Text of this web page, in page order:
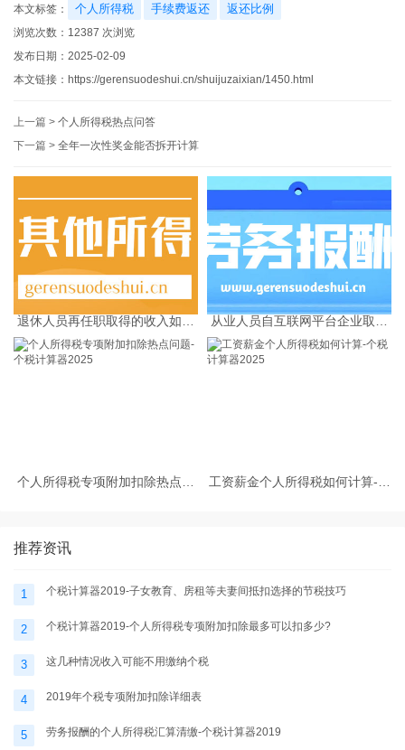
本文标签：
个人所得税 手续费返还 返还比例
浏览次数： 12387 次浏览
发布日期：2025-02-09
本文链接： https://gerensuodeshui.cn/shuijuzaixian/1450.html
上一篇 > 个人所得税热点问答
下一篇 > 全年一次性奖金能否拆开计算
退休人员再任职取得的收入如何
从业人员自互联网平台企业取得
劳务报酬所得的个人所得税预扣
预缴计算方法
个人所得税专项附加扣除热点问
工资薪金个人所得税如何计算-个
推荐资讯
1 个税计算器2019-子女教育、房租等夫妻间抵扣选择的节税技巧
2 个税计算器2019-个人所得税专项附加扣除最多可以扣多少?
3 这几种情况收入可能不用缴纳个税
4 2019年个税专项附加扣除详细表
5 劳务报酬的个人所得税汇算清缴-个税计算器2019